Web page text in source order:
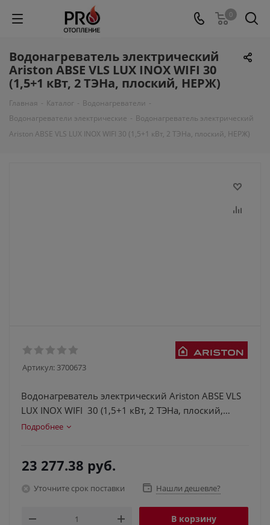
0
Водонагреватель электрический
Ariston ABSE VLS LUX INOX WIFI 30
(1,5+1 кВт, 2 ТЭНа, плоский, НЕРЖ)
Главная - Каталог - Водонагреватели -
Водонагреватели электрические - Водонагреватель электрический
Ariston ABSE VLS LUX INOX WIFI 30 (1,5+1 кВт, 2 ТЭНа, плоский, НЕРЖ)
Артикул: 3700673
Водонагреватель электрический Ariston ABSE VLS
LUX INOX WIFI 30 (1,5+1 кВт, 2 ТЭНа, плоский,
НЕРЖ)
Подробнее
23 277.38 руб.
Уточните срок поставки Нашли дешевле?
В корзину